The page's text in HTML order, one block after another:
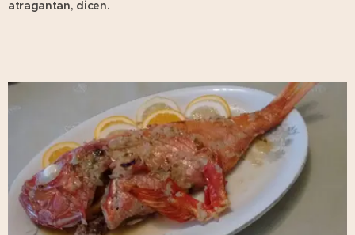
atragantan, dicen.